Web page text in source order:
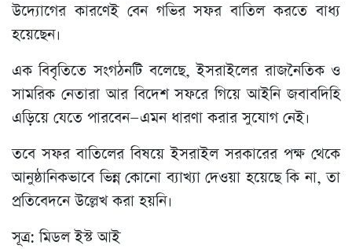
উদ্যোগের কারণেই বেন গভির সফর বাতিল করতে বাধ্য
হয়েছেন।
এক বিবৃতিতে সংগঠনটি বলেছে, ইসরাইলের রাজনৈতিক ও
সামরিক নেতারা আর বিদেশ সফরে গিয়ে আইনি জবাবদিহি
এড়িয়ে যেতে পারবেন—এমন ধারণা করার সুযোগ নেই।
তবে সফর বাতিলের বিষয়ে ইসরাইল সরকারের পক্ষ থেকে
আনুষ্ঠানিকভাবে ভিন্ন কোনো ব্যাখ্যা দেওয়া হয়েছে কি না, তা
প্রতিবেদনে উল্লেখ করা হয়নি।
সূত্র: মিডল ইস্ট আই